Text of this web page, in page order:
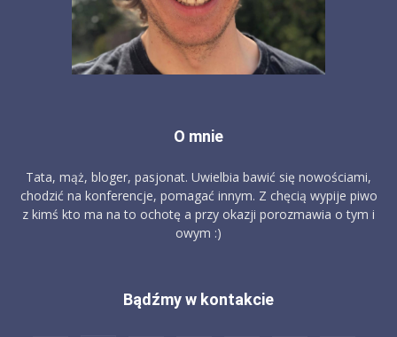
O mnie
Tata, mąż, bloger, pasjonat. Uwielbia bawić się nowościami,
chodzić na konferencje, pomagać innym. Z chęcią wypije piwo
z kimś kto ma na to ochotę a przy okazji porozmawia o tym i
owym :)
Bądźmy w kontakcie